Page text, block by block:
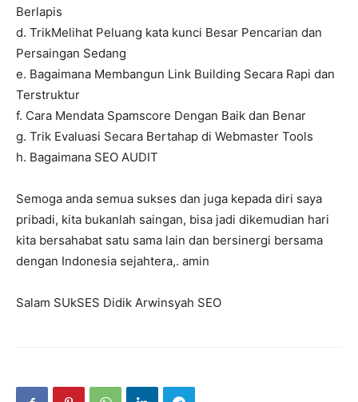
Berlapis
d. TrikMelihat Peluang kata kunci Besar Pencarian dan
Persaingan Sedang
e. Bagaimana Membangun Link Building Secara Rapi dan
Terstruktur
f. Cara Mendata Spamscore Dengan Baik dan Benar
g. Trik Evaluasi Secara Bertahap di Webmaster Tools
h. Bagaimana SEO AUDIT
Semoga anda semua sukses dan juga kepada diri saya
pribadi, kita bukanlah saingan, bisa jadi dikemudian hari
kita bersahabat satu sama lain dan bersinergi bersama
dengan Indonesia sejahtera,. amin
Salam SUkSES Didik Arwinsyah SEO